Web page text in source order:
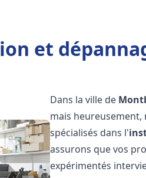
et
Dans la ville de
mais heureusement,
spécialisés dans l'
assurons que vos
expérimentés